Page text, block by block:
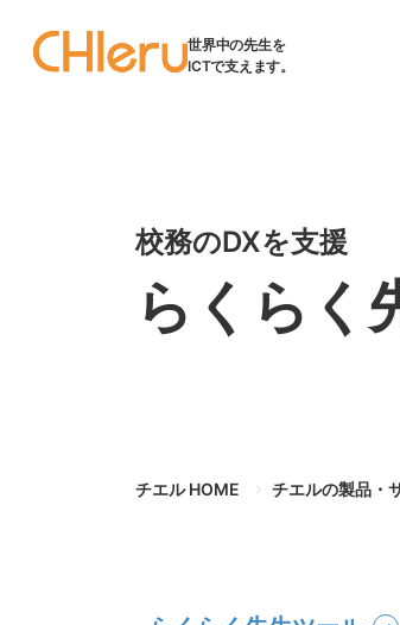
世界中の先生を
ICTで支えます。
校務のDXを支援
らくらく
チエル HOME チエルの製品・